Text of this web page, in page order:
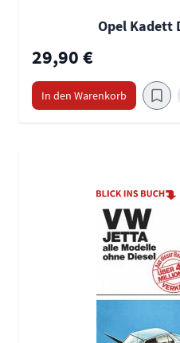
Opel Kadett
29,90 €
In den Warenkorb